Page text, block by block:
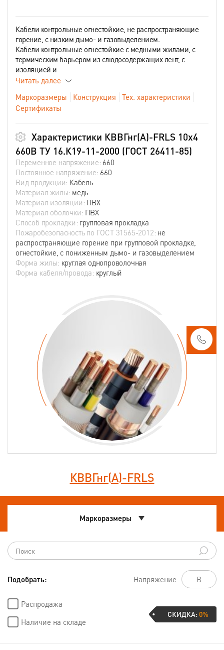
Кабели контрольные огнестойкие, не распространяющие
горение, с низким дымо- и газовыделением.
Кабели контрольные огнестойкие с медными жилами, с
термическим барьером из слюдосодержащих лент, с
изоляцией и
Читать далее
Маркоразмеры
Конструкция
Тех. характеристики
Сертификаты
Характеристики КВВГнг(А)-FRLS 10х4
660В ТУ 16.К19-11-2000 (ГОСТ 26411-85)
Переменное напряжение: 660
Постоянное напряжение: 660
Вид продукции: Кабель
Материал жилы: медь
Материал изоляции: ПВХ
Материал оболочки: ПВХ
Способ прокладки: групповая прокладка
Пожаробезопасность по ГОСТ 31565-2012: не
распространяющие горение при групповой прокладке,
огнестойкие, с пониженным дымо- и газовыделением
Форма жилы: круглая однопроволочная
Форма кабеля/провода: круглый
КВВГнг(А)-FRLS
Маркоразмеры
Подобрать: Напряжение
Распродажа
Наличие на складе
СКИДКА:0%